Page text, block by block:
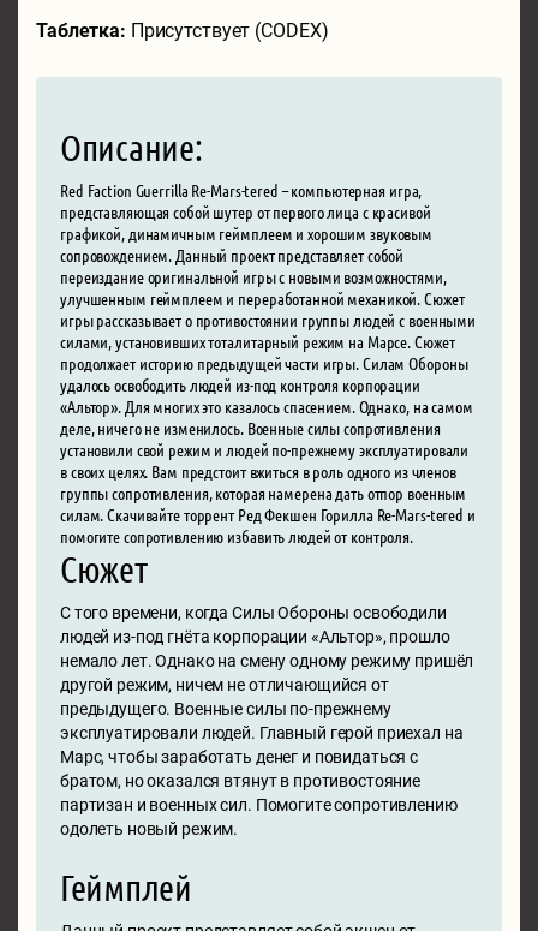
Таблетка: Присутствует (CODEX)
Описание:
Red Faction Guerrilla Re-Mars-tered – компьютерная игра,
представляющая собой шутер от первого лица с красивой
графикой, динамичным геймплеем и хорошим звуковым
сопровождением. Данный проект представляет собой
переиздание оригинальной игры с новыми возможностями,
улучшенным геймплеем и переработанной механикой. Сюжет
игры рассказывает о противостоянии группы людей с военными
силами, установивших тоталитарный режим на Марсе. Сюжет
продолжает историю предыдущей части игры. Силам Обороны
удалось освободить людей из-под контроля корпорации
«Альтор». Для многих это казалось спасением. Однако, на самом
деле, ничего не изменилось. Военные силы сопротивления
установили свой режим и людей по-прежнему эксплуатировали
в своих целях. Вам предстоит вжиться в роль одного из членов
группы сопротивления, которая намерена дать отпор военным
силам. Скачивайте торрент Ред Фекшен Горилла Re-Mars-tered и
помогите сопротивлению избавить людей от контроля.
Сюжет
С того времени, когда Силы Обороны освободили
людей из-под гнёта корпорации «Альтор», прошло
немало лет. Однако на смену одному режиму пришёл
другой режим, ничем не отличающийся от
предыдущего. Военные силы по-прежнему
эксплуатировали людей. Главный герой приехал на
Марс, чтобы заработать денег и повидаться с
братом, но оказался втянут в противостояние
партизан и военных сил. Помогите сопротивлению
одолеть новый режим.
Геймплей